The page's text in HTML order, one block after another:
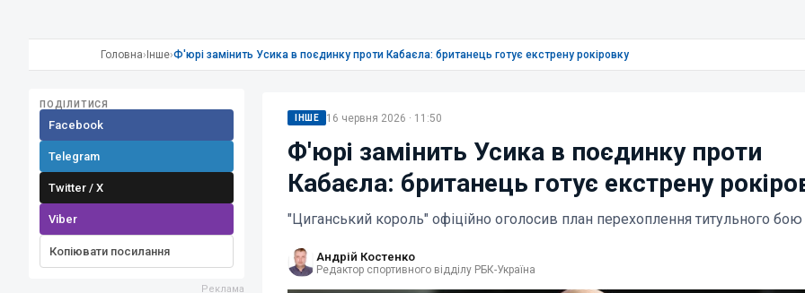
Головна› Інше›Ф'юрі замінить Усика в поєдинку проти Кабаєла: британець готує екстрену рокіровку
ПОДІЛИТИСЯ
Facebook
Telegram
Twitter / X
Viber
Копіювати посилання
ІНШЕ 16 червня 2026 · 11:50
Ф'юрі замінить Усика в поєдинку проти
Кабаєла: британець готує екстрену
"Циганський король" офіційно оголосив план перехоплення титульного бою
Андрій Костенко
Редактор спортивного відділу РБК-Україна